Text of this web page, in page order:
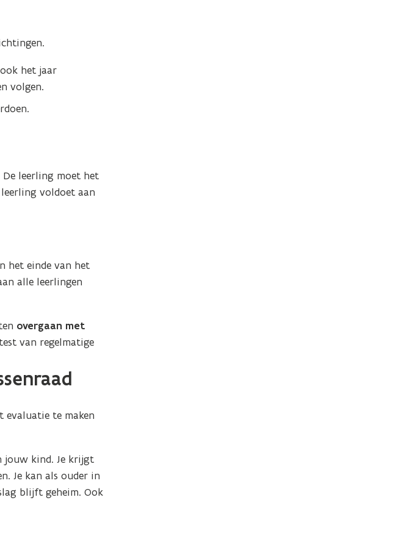
het jaar
volgen.
De leerling moet het
voldoet aan
het einde van het
alle leerlingen
overgaan met
van regelmatige
evaluatie te maken
jouw kind. Je krijgt
Je kan als ouder in
blijft geheim. Ook